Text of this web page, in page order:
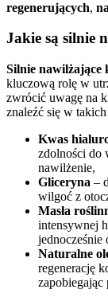
regenerujących,
Jakie są silnie
Silnie nawilżające
kluczową rolę w
zwrócić uwagę na
znaleźć się w
Kwas
zdolności do
nawilżenie,
Gliceryna –
wilgoć z
Masła
intensywnej
jednocześnie
Naturalne
regenerację
zapobiegając